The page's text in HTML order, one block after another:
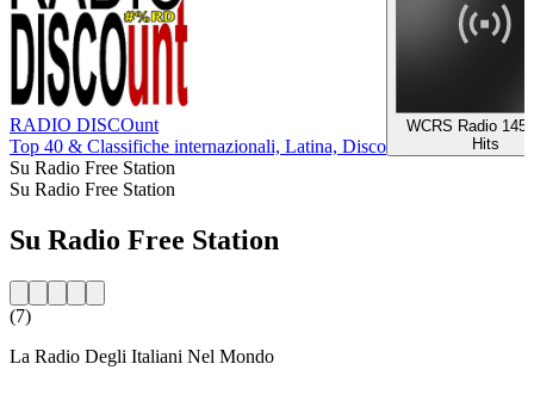
RADIO DISCOunt
Top 40 & Classifiche internazionali, Latina, Disco
WCRS Radio
Hits
Su Radio Free Station
Su Radio Free Station
Su Radio Free Station
(7)
La Radio Degli Italiani Nel Mondo